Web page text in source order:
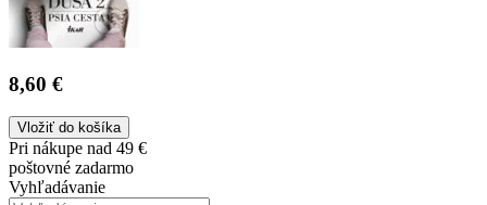
8,60 €
Vložiť do košíka
Pri nákupe nad 49 €
poštovné zadarmo
Vyhľadávanie